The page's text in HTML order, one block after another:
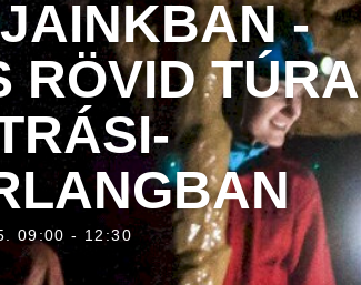
-
RÖVID TÚRA
09:00 - 12:30